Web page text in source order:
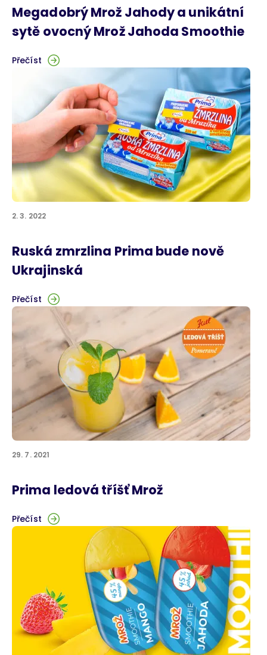
Megadobrý Mrož Jahody a unikátní
sytě ovocný Mrož Jahoda Smoothie
Přečíst
2. 3. 2022
Ruská zmrzlina Prima bude nově
Ukrajinská
Přečíst
29. 7. 2021
Prima ledová tříšť Mrož
Přečíst